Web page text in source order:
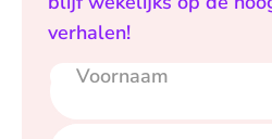
verhalen!
Voornaam
E-mailadres